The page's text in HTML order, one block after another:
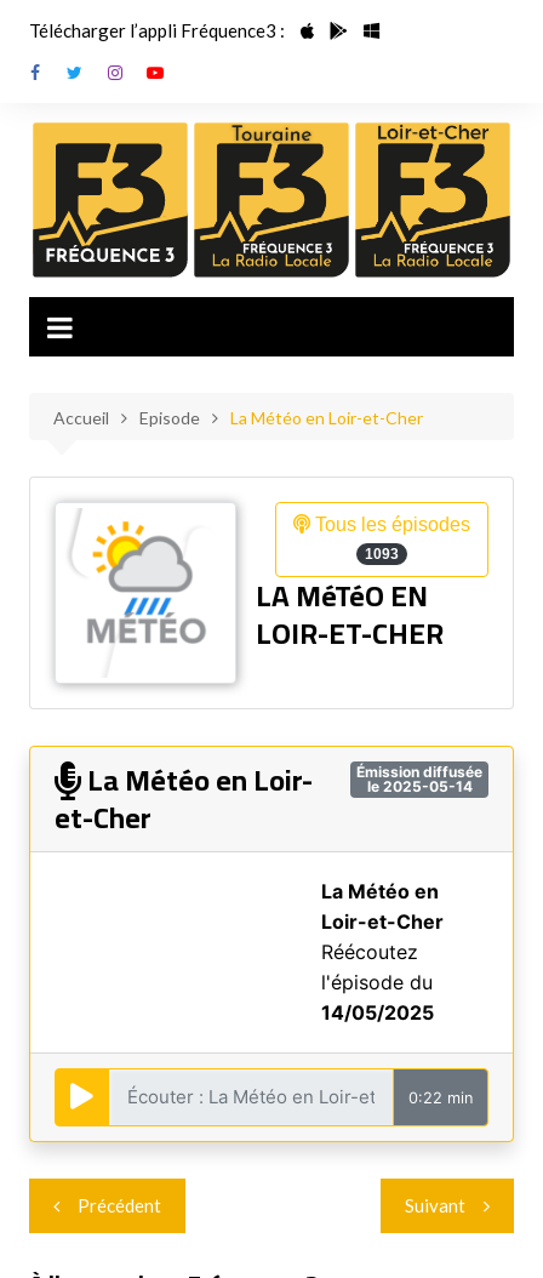
contenu
Télécharger l’appli Fréquence3 :
Accueil Episode La Météo en Loir-et-Cher
Tous les épisodes
1093
LA MéTéO EN
LOIR-ET-CHER
Émission diffusée
le 2025-05-14
La Météo en Loir-
et-Cher
La Météo en
Loir-et-Cher
Réécoutez
l'épisode du
14/05/2025
0:22 min
Navigation
de Précédent Suivant